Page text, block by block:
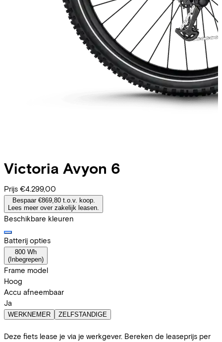
Victoria Avyon 6
Prijs €4.299,00
Bespaar €869,80 t.o.v. koop.
Lees meer over zakelijk leasen.
Beschikbare kleuren
Batterij opties
800 Wh
( Inbegrepen)
Frame model
Hoog
Accu afneembaar
Ja
WERKNEMER ZELFSTANDIGE
Deze fiets lease je via je werkgever. Bereken de leaseprijs per